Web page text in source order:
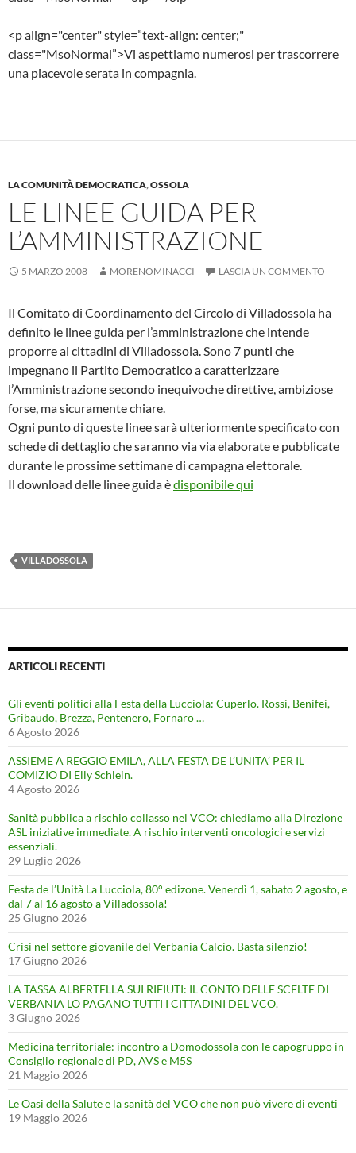
<p align="center" style=”text-align: center;"
class="MsoNormal”>Vi aspettiamo numerosi per trascorrere
una piacevole serata in compagnia.
LA COMUNITÀ DEMOCRATICA,OSSOLA
LE LINEE GUIDA PER
L’AMMINISTRAZIONE
5 MARZO 2008 MORENOMINACCI LASCIA UN COMMENTO
Il Comitato di Coordinamento del Circolo di Villadossola ha
definito le linee guida per l’amministrazione che intende
proporre ai cittadini di Villadossola. Sono 7 punti che
impegnano il Partito Democratico a caratterizzare
l’Amministrazione secondo inequivoche direttive, ambiziose
forse, ma sicuramente chiare.
Ogni punto di queste linee sarà ulteriormente specificato con
schede di dettaglio che saranno via via elaborate e pubblicate
durante le prossime settimane di campagna elettorale.
Il download delle linee guida èdisponibile qui
VILLADOSSOLA
ARTICOLI RECENTI
Gli eventi politici alla Festa della Lucciola: Cuperlo. Rossi, Benifei,
Gribaudo, Brezza, Pentenero, Fornaro …
6 Agosto 2026
ASSIEME A REGGIO EMILA, ALLA FESTA DE L’UNITA’ PER IL
COMIZIO DI Elly Schlein.
4 Agosto 2026
Sanità pubblica a rischio collasso nel VCO: chiediamo alla Direzione
ASL iniziative immediate. A rischio interventi oncologici e servizi
essenziali.
29 Luglio 2026
Festa de l’Unità La Lucciola, 80° edizone. Venerdì 1, sabato 2 agosto, e
dal 7 al 16 agosto a Villadossola!
25 Giugno 2026
Crisi nel settore giovanile del Verbania Calcio. Basta silenzio!
17 Giugno 2026
LA TASSA ALBERTELLA SUI RIFIUTI: IL CONTO DELLE SCELTE DI
VERBANIA LO PAGANO TUTTI I CITTADINI DEL VCO.
3 Giugno 2026
Medicina territoriale: incontro a Domodossola con le capogruppo in
Consiglio regionale di PD, AVS e M5S
21 Maggio 2026
Le Oasi della Salute e la sanità del VCO che non può vivere di eventi
19 Maggio 2026